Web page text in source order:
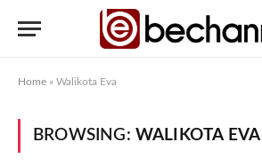
Home » Walikota Eva
BROWSING: WALIKOTA EVA